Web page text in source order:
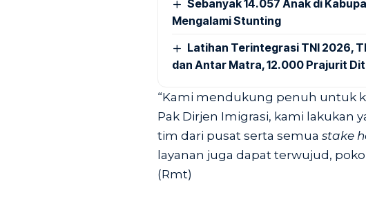
Sebanyak 14.057 Anak di
Mengalami Stunting
Latihan Terintegrasi TNI 2026,
dan Antar Matra, 12.000 Prajurit
“Kami mendukung penuh untuk
Pak Dirjen Imigrasi, kami lakukan
tim dari pusat serta semua stake
layanan juga dapat terwujud,
(Rmt)